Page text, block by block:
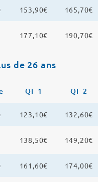
153,90€ 165,70€
177,10€ 190,70€
de 26 ans
QF 1 QF 2
123,10€ 132,60€
138,50€ 149,20€
161,60€ 174,00€